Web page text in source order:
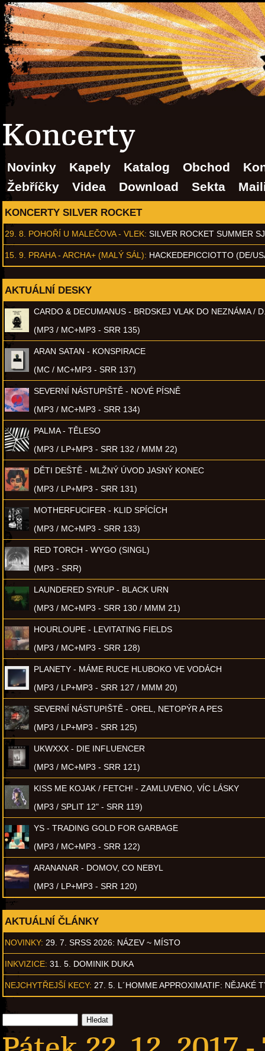
Koncerty
Novinky Kapely Katalog Obchod
Žebříčky
Videa Download Sekta
KONCERTY SILVER ROCKET
29. 8. POHOŘÍ U MALEČOVA - VLEK: SILVER ROCKET SUMMER
15. 9. PRAHA - ARCHA+ (MALÝ SÁL): HACKEDEPICCIOTTO (DE/
AKTUÁLNÍ DESKY
CARDO & DECUMANUS - BRDSKEJ VLAK DO NEZNÁMA /
(MP3 / MC+MP3 - SRR 135)
ARAN SATAN - KONSPIRACE
(MC / MC+MP3 - SRR 137)
SEVERNÍ NÁSTUPIŠTĚ - NOVÉ PÍSNĚ
(MP3 / MC+MP3 - SRR 134)
PALMA - TĚLESO
(MP3 / LP+MP3 - SRR 132 / MMM 22)
DĚTI DEŠTĚ - MLŽNÝ ÚVOD JASNÝ KONEC
(MP3 / LP+MP3 - SRR 131)
MOTHERFUCIFER - KLID SPÍCÍCH
(MP3 / MC+MP3 - SRR 133)
RED TORCH - WYGO (SINGL)
(MP3 - SRR)
LAUNDERED SYRUP - BLACK URN
(MP3 / MC+MP3 - SRR 130 / MMM 21)
HOURLOUPE - LEVITATING FIELDS
(MP3 / MC+MP3 - SRR 128)
PLANETY - MÁME RUCE HLUBOKO VE VODÁCH
(MP3 / LP+MP3 - SRR 127 / MMM 20)
SEVERNÍ NÁSTUPIŠTĚ - OREL, NETOPÝR A PES
(MP3 / LP+MP3 - SRR 125)
UKWXXX - DIE INFLUENCER
(MP3 / MC+MP3 - SRR 121)
KISS ME KOJAK / FETCH! - ZAMLUVENO, VÍC LÁSKY
(MP3 / SPLIT 12" - SRR 119)
YS - TRADING GOLD FOR GARBAGE
(MP3 / MC+MP3 - SRR 122)
ARANANAR - DOMOV, CO NEBYL
(MP3 / LP+MP3 - SRR 120)
AKTUÁLNÍ ČLÁNKY
NOVINKY: 29. 7. SRSS 2026: NÁZEV ~ MÍSTO
INKVIZICE: 31. 5. DOMINIK DUKA
NEJCHYTŘEJŠÍ KECY: 27. 5. L´HOMME APPROXIMATIF: NĚJAKÉ